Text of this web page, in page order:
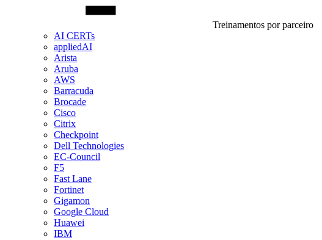
Treinamentos por parceiro
AI CERTs
appliedAI
Arista
Aruba
AWS
Barracuda
Brocade
Cisco
Citrix
Checkpoint
Dell Technologies
EC-Council
F5
Fast Lane
Fortinet
Gigamon
Google Cloud
Huawei
IBM